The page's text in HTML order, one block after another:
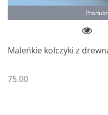
Maleńkie kolczyki z
75.00